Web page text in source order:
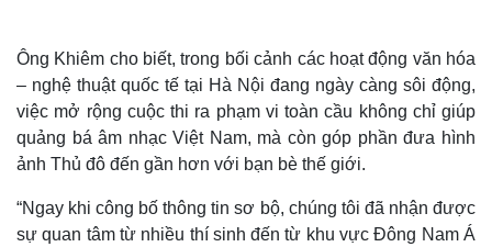
Thế giới
Quan sát
Multimedia
Video
Ông Khiêm cho biết, trong bối cảnh các hoạt động văn hóa
– nghệ thuật quốc tế tại Hà Nội đang ngày càng sôi động,
việc mở rộng cuộc thi ra phạm vi toàn cầu không chỉ giúp
quảng bá âm nhạc Việt Nam, mà còn góp phần đưa hình
ảnh Thủ đô đến gần hơn với bạn bè thế giới.
“Ngay khi công bố thông tin sơ bộ, chúng tôi đã nhận được
sự quan tâm từ nhiều thí sinh đến từ khu vực Đông Nam Á